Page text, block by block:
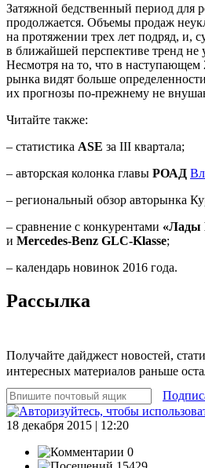
Затяжной бедственный период для
продолжается. Объемы продаж
на протяжении трех лет подряд, и,
в ближайшей перспективе тренд не
Несмотря на то, что в наступающем
рынка видят больше
их прогнозы по-прежнему не
Читайте также:
– статистика ASE за III квартала;
– авторская колонка главы РОАД
– региональный обзор авторынка
– сравнение с конкурентами «Лады
и Mercedes-Benz GLC-Klasse;
– календарь новинок 2016 года.
Рассылка
Получайте дайджест новостей,
интересных материалов раньше
18 декабря 2015 | 12:20
0